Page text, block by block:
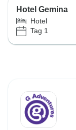
Hotel Gemina
Hotel
Tag 1